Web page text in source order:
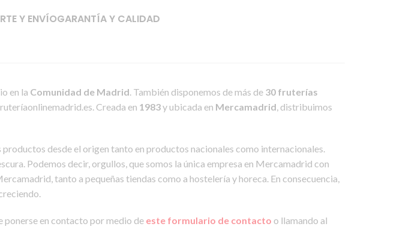
Y ENVÍOGARANTÍA Y CALIDAD
en la Comunidad de Madrid . También disponemos de más de 30 fruterías
Creada en 1983y ubicada en Mercamadrid , distribuimos
desde el origen tanto en productos nacionales como internacionales.
Podemos decir, orgullos, que somos la única empresa en Mercamadrid con
tanto a pequeñas tiendas como a hostelería y horeca. En consecuencia,
ponerse en contacto por medio de este formulario de contacto o llamando al